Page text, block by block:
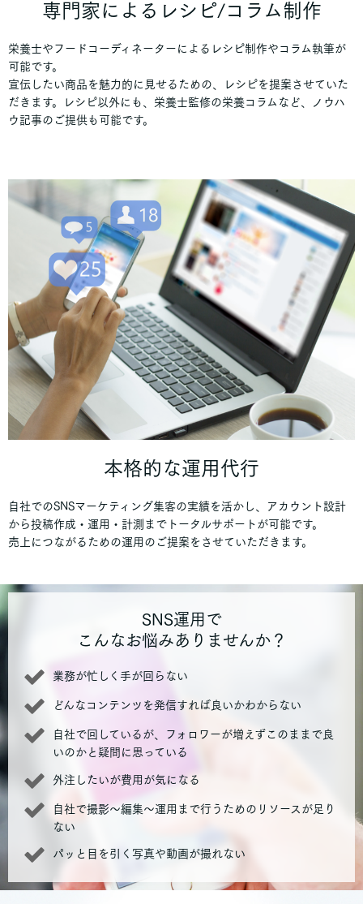
専門家によるレシピ/コラム制作
栄養士やフードコーディネーターによるレシピ制作やコラム執筆が
可能です。
宣伝したい商品を魅力的に見せるための、レシピを提案させていた
だきます。レシピ以外にも、栄養士監修の栄養コラムなど、ノウハ
ウ記事のご提供も可能です。
本格的な運用代行
自社でのSNSマーケティング集客の実績を活かし、アカウント設計
から投稿作成・運用・計測までトータルサポートが可能です。
売上につながるための運用のご提案をさせていただきます。
SNS運用で
こんなお悩みありませんか？
業務が忙しく手が回らない
どんなコンテンツを発信すれば良いかわからない
自社で回しているが、フォロワーが増えずこのままで良
いのかと疑問に思っている
外注したいが費用が気になる
自社で撮影〜編集〜運用まで行うためのリソースが足り
ない
パッと目を引く写真や動画が撮れない